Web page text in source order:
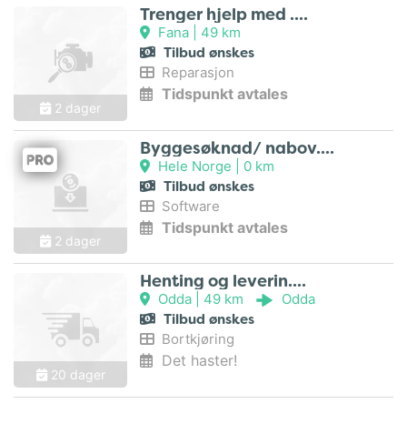
2 dager
Trenger hjelp med ..
Fana | 49 km
Tilbud ønskes
Reparasjon
Tidspunkt avtales
2 dager
Byggesøknad/ nabov..
Hele Norge | 0 km
Tilbud ønskes
Software
Tidspunkt avtales
20 dager
Henting og leverin..
Odda | 49 km Odda
Tilbud ønskes
Bortkjøring
Det haster!